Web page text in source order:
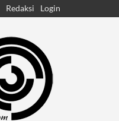
Redaksi Login